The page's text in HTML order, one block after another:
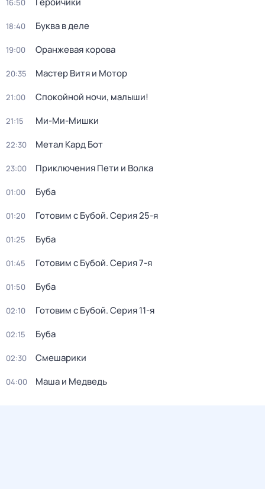
16:50
18:40 Буква в деле
19:00 Оранжевая корова
20:35 Мастер Витя и Мотор
21:00 Спокойной ночи, малыши!
21:15 Ми-Ми-Мишки
22:30 Метал Кард Бот
23:00 Приключения Пети и Волка
01:00 Буба
01:20 Готовим с Бубой. Серия 25-я
01:25 Буба
01:45 Готовим с Бубой. Серия 7-я
01:50 Буба
02:10 Готовим с Бубой. Серия 11-я
02:15 Буба
02:30 Смешарики
04:00 Маша и Медведь